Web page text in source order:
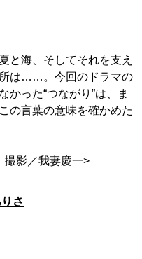
と海、そしてそれを支え
は……。今回のドラマの
かった“つながり”は、ま
の言葉の意味を確かめた
影／我妻慶一>
さ